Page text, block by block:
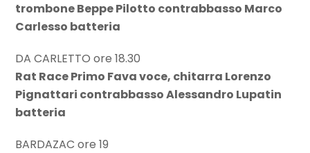
trombone Beppe Pilotto contrabbasso Marco
Carlesso batteria
DA CARLETTO ore 18.30
Rat Race Primo Fava voce, chitarra Lorenzo
Pignattari contrabbasso Alessandro Lupatin
batteria
BARDAZAC ore 19